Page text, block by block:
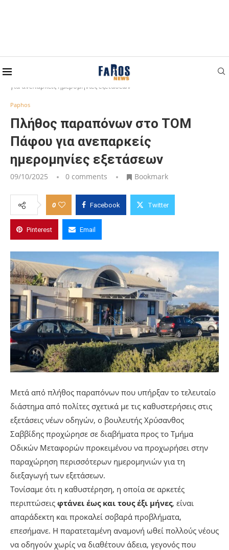
Home
Πλήθος παραπόνων στο ΤΟΜ Πάφου
για ανεπαρκείς ημερομηνίες εξετάσεων
Paphos
Πλήθος παραπόνων στο ΤΟΜ
Πάφου για ανεπαρκείς
ημερομηνίες εξετάσεων
09/10/2025 0 comments Bookmark
0 Facebook Twitter
Pinterest Email
Μετά από πλήθος παραπόνων που υπήρξαν το τελευταίο
διάστημα από πολίτες σχετικά με τις καθυστερήσεις στις
εξετάσεις νέων οδηγών, ο βουλευτής Χρύσανθος
Σαββίδης προχώρησε σε διαβήματα προς το Τμήμα
Οδικών Μεταφορών προκειμένου να προχωρήσει στην
παραχώρηση περισσότερων ημερομηνιών για τη
διεξαγωγή των εξετάσεων.
Τονίσαμε ότι η καθυστέρηση, η οποία σε αρκετές
περιπτώσεις φτάνει έως και τους έξι μήνες, είναι
απαράδεκτη και προκαλεί σοβαρά προβλήματα,
επεσήμανε. Η παρατεταμένη αναμονή ωθεί πολλούς νέους
να οδηγούν χωρίς να διαθέτουν άδεια, γεγονός που